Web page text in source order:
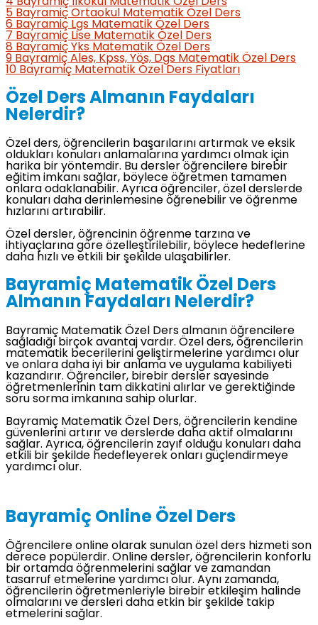
5 Bayramiç Ortaokul Matematik Özel Ders
6 Bayramiç Lgs Matematik Özel Ders
7 Bayramiç Lise Matematik Özel Ders
8 Bayramiç Yks Matematik Özel Ders
9 Bayramiç Ales, Kpss, Yös, Dgs Matematik Özel Ders
10 Bayramiç Matematik Özel Ders Fiyatları
Özel Ders Almanın Faydaları
Nelerdir?
Özel ders, öğrencilerin başarılarını artırmak ve eksik
oldukları konuları anlamalarına yardımcı olmak için
harika bir yöntemdir. Bu dersler öğrencilere birebir
eğitim imkanı sağlar, böylece öğretmen tamamen
onlara odaklanabilir. Ayrıca öğrenciler, özel derslerde
konuları daha derinlemesine öğrenebilir ve öğrenme
hızlarını artırabilir.
Özel dersler, öğrencinin öğrenme tarzına ve
ihtiyaçlarına göre özelleştirilebilir, böylece hedeflerine
daha hızlı ve etkili bir şekilde ulaşabilirler.
Bayramiç Matematik Özel Ders
Almanın Faydaları Nelerdir?
Bayramiç Matematik Özel Ders almanın öğrencilere
sağladığı birçok avantaj vardır. Özel ders, öğrencilerin
matematik becerilerini geliştirmelerine yardımcı olur
ve onlara daha iyi bir anlama ve uygulama kabiliyeti
kazandırır. Öğrenciler, birebir dersler sayesinde
öğretmenlerinin tam dikkatini alırlar ve gerektiğinde
soru sorma imkanına sahip olurlar.
Bayramiç Matematik Özel Ders, öğrencilerin kendine
güvenlerini artırır ve derslerde daha aktif olmalarını
sağlar. Ayrıca, öğrencilerin zayıf olduğu konuları daha
etkili bir şekilde hedefleyerek onları güçlendirmeye
yardımcı olur.
Bayramiç Online Özel Ders
Öğrencilere online olarak sunulan özel ders hizmeti son
derece popülerdir. Online dersler, öğrencilerin konforlu
bir ortamda öğrenmelerini sağlar ve zamandan
tasarruf etmelerine yardımcı olur. Aynı zamanda,
öğrencilerin öğretmenleriyle birebir etkileşim halinde
olmalarını ve dersleri daha etkin bir şekilde takip
etmelerini sağlar.